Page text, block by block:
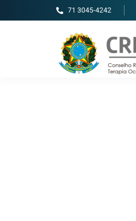
71 3045-4242